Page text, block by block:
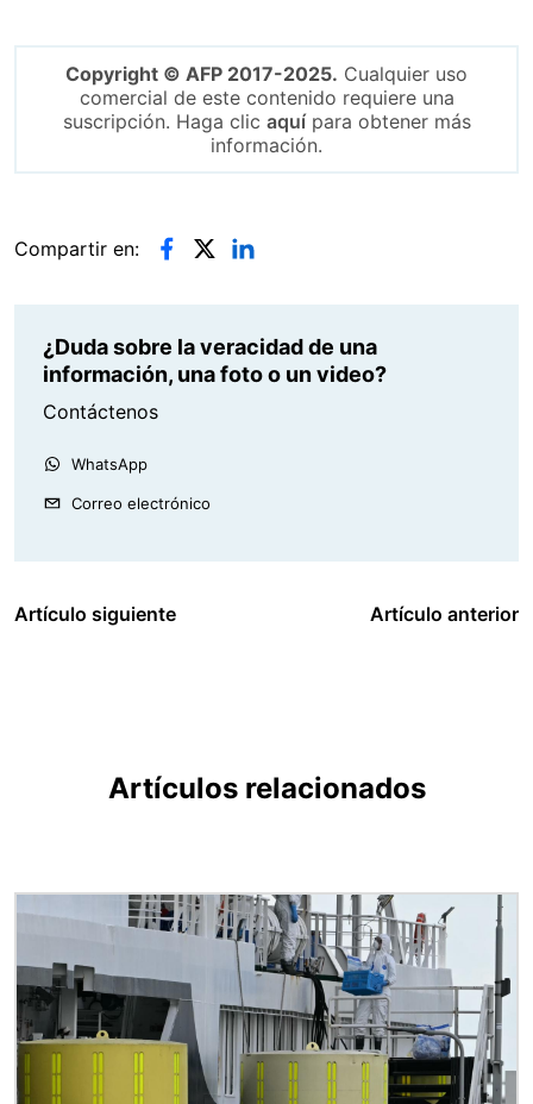
Copyright © AFP 2017-2025. Cualquier uso
comercial de este contenido requiere una
suscripción. Haga clic aquípara obtener más
información.
Compartir en:
¿Duda sobre la veracidad de una
información, una foto o un video?
Contáctenos
WhatsApp
Correo electrónico
Artículo siguiente Artículo anterior
Artículos relacionados